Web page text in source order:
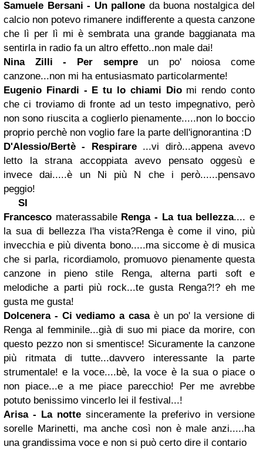
Samuele Bersani - Un pallone da buona nostalgica del
calcio non potevo rimanere indifferente a questa canzone
che lì per lì mi è sembrata una grande baggianata ma
sentirla in radio fa un altro effetto..non male dai!
Nina Zilli - Per sempre un po' noiosa come
canzone...non mi ha entusiasmato particolarmente!
Eugenio Finardi - E tu lo chiami Dio mi rendo conto
che ci troviamo di fronte ad un testo impegnativo, però
non sono riuscita a coglierlo pienamente.....non lo boccio
proprio perchè non voglio fare la parte dell'ignorantina :D
D'Alessio/Bertè - Respirare...vi dirò...appena avevo
letto la strana accoppiata avevo pensato oggesù e
invece dai.....è un Ni più N che i però......pensavo
peggio!
SI
Francesco materassabile Renga - La tua bellezza.... e
la sua di bellezza l'ha vista?Renga è come il vino, più
invecchia e più diventa bono.....ma siccome è di musica
che si parla, ricordiamolo, promuovo pienamente questa
canzone in pieno stile Renga, alterna parti soft e
melodiche a parti più rock...te gusta Renga?!? eh me
gusta me gusta!
Dolcenera - Ci vediamo a casaè un po' la versione di
Renga al femminile...già di suo mi piace da morire, con
questo pezzo non si smentisce! Sicuramente la canzone
più ritmata di tutte...davvero interessante la parte
strumentale! e la voce....bè, la voce è la sua o piace o
non piace...e a me piace parecchio! Per me avrebbe
potuto benissimo vincerlo lei il festival...!
Arisa - La nottesinceramente la preferivo in versione
sorelle Marinetti, ma anche così non è male anzi.....ha
una grandissima voce e non si può certo dire il contario